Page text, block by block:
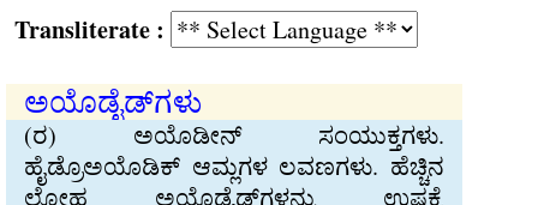
:
ಅಯೊಡೈಡ್‌ಗಳು
(ರ) ಅಯೊಡೀನ್ ಸಂಯುಕ್ತಗಳು.
ಹೈಡ್ರೊಅಯೊಡಿಕ್ ಆಮ್ಲಗಳ ಲವಣಗಳು. ಹೆಚ್ಚಿನ
ಲೋಹ ಅಯೊಡೈಡ್‌ಗಳನ್ನು ಉಷ್ಣಕ್ಕೆ